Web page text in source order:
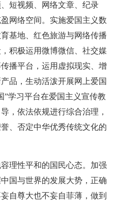
短视频、网络文章、纪录
网络空间。实施爱国主义数
基地、红色旅游与网络传播
积极运用微博微信、社交媒
播平台，运用虚拟现实、增
品，生动活泼开展网上爱国
”学习平台在爱国主义宣传教
，依法依规进行综合治理，
、否定中华优秀传统文化的
理性平和的国民心态。加强
国与世界的发展大势，正确
自尊大也不妄自菲薄，做到